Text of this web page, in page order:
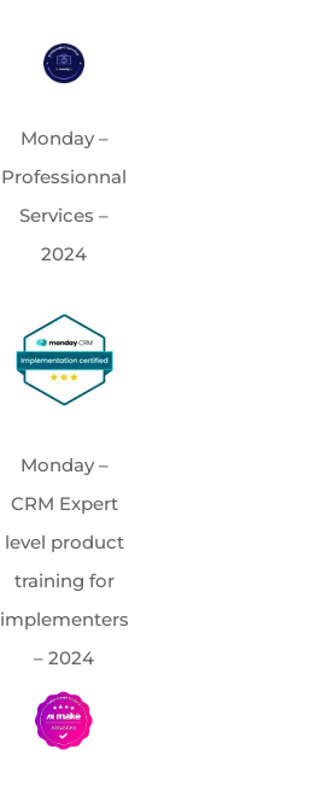
Monday –
Professionnal
Services –
2024
Monday –
CRM Expert
level product
training for
implementers
– 2024